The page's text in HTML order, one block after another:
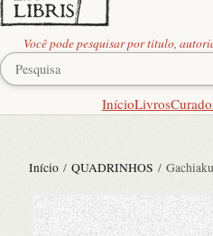
Você pode pesquisar por título,
InícioLivros
Início / QUADRINHOS /